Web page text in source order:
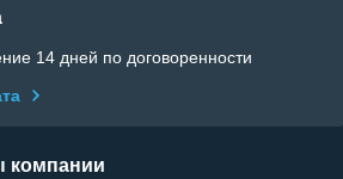
14 дней по договоренности
компании